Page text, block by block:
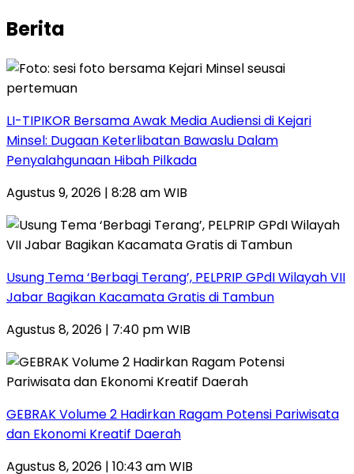
Berita
LI-TIPIKOR Bersama Awak Media Audiensi di Kejari
Minsel: Dugaan Keterlibatan Bawaslu Dalam
Penyalahgunaan Hibah Pilkada
Agustus 9, 2026 | 8:28 am WIB
‎Usung Tema ‘Berbagi Terang’, PELPRIP GPdI Wilayah VII
Jabar Bagikan Kacamata Gratis di Tambun
Agustus 8, 2026 | 7:40 pm WIB
GEBRAK Volume 2 Hadirkan Ragam Potensi Pariwisata
dan Ekonomi Kreatif Daerah
Agustus 8, 2026 | 10:43 am WIB